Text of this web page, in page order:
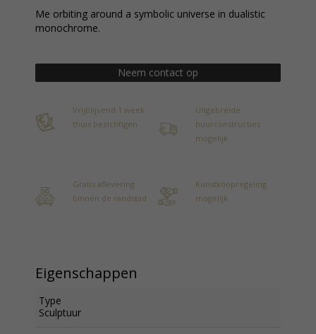
Me orbiting around a symbolic universe in dualistic
monochrome.
Neem contact op
Vrijblijvend 1 week
thuis bezichtigen
Uitgebreide
huurconstructies
mogelijk
Gratis aflevering
binnen de randstad
Kunstkoopregeling
mogelijk
Eigenschappen
Type
Sculptuur